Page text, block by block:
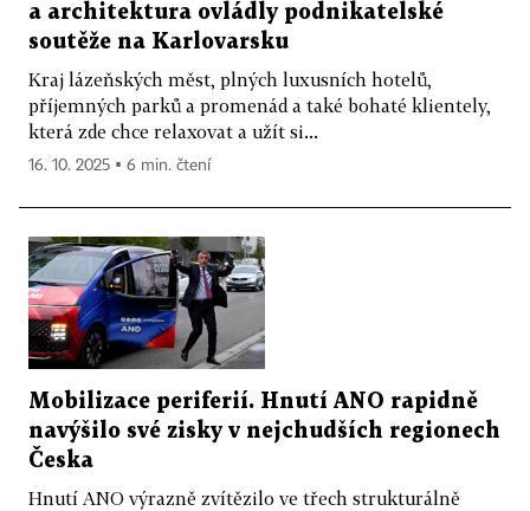
a architektura ovládly podnikatelské
soutěže na Karlovarsku
Kraj lázeňských měst, plných luxusních hotelů,
příjemných parků a promenád a také bohaté klientely,
která zde chce relaxovat a užít si...
16. 10. 2025 ▪ 6 min. čtení
Mobilizace periferií. Hnutí ANO rapidně
navýšilo své zisky v nejchudších regionech
Česka
Hnutí ANO výrazně zvítězilo ve třech strukturálně